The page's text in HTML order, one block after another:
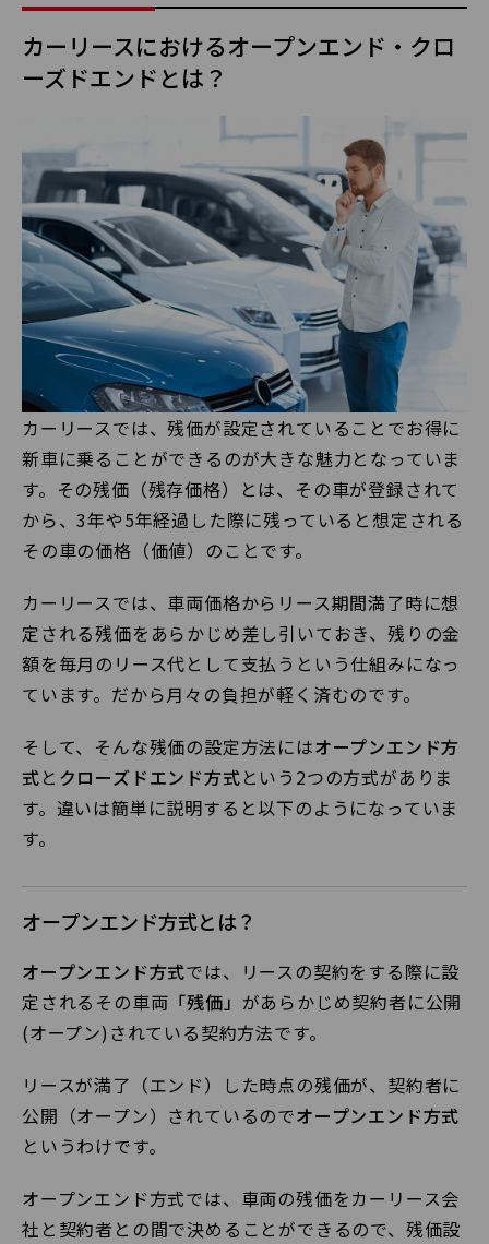
カーリースにおけるオープンエンド・クロ
ーズドエンドとは？
カーリースでは、残価が設定されていることでお得に
新車に乗ることができるのが大きな魅力となっていま
す。その残価（残存価格）とは、その車が登録されて
から、3年や5年経過した際に残っていると想定される
その車の価格（価値）のことです。
カーリースでは、車両価格からリース期間満了時に想
定される残価をあらかじめ差し引いておき、残りの金
額を毎月のリース代として支払うという仕組みになっ
ています。だから月々の負担が軽く済むのです。
そして、そんな残価の設定方法にはオープンエンド方
式と クローズドエンド方式という2つの方式がありま
す。違いは簡単に説明すると以下のようになっていま
す。
オープンエンド方式とは？
オープンエンド方式では、リースの契約をする際に設
定されるその車両 「残価」 があらかじめ契約者に公開
(オープン)されている契約方法です。
リースが満了（エンド）した時点の残価が、契約者に
公開（オープン）されているのでオープンエンド方式
というわけです。
オープンエンド方式では、車両の残価をカーリース会
社と契約者との間で決めることができるので、残価設